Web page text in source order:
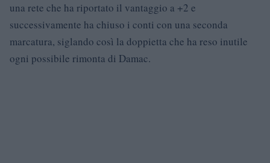
una rete che ha riportato il vantaggio a +2 e
successivamente ha chiuso i conti con una seconda
marcatura, siglando così la doppietta che ha reso inutile
ogni possibile rimonta di Damac.